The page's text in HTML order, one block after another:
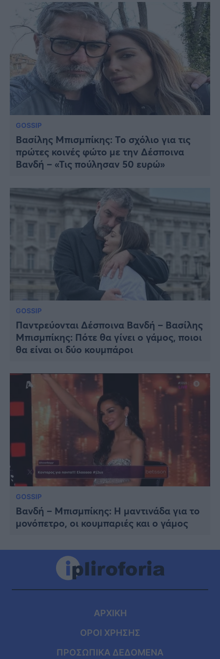
GOSSIP
Βασίλης Μπισμπίκης: Το σχόλιο για τις
πρώτες κοινές φώτο με την Δέσποινα
Βανδή – «Τις πούλησαν 50 ευρώ»
GOSSIP
Παντρεύονται Δέσποινα Βανδή – Βασίλης
Μπισμπίκης: Πότε θα γίνει ο γάμος, ποιοι
θα είναι οι δύο κουμπάροι
GOSSIP
Βανδή – Μπισμπίκης: Η μαντινάδα για το
μονόπετρο, οι κουμπαριές και ο γάμος
ΑΡΧΙΚΗ
ΟΡΟΙ ΧΡΗΣΗΣ
ΠΡΟΣΩΠΙΚΑ ΔΕΔΟΜΕΝΑ